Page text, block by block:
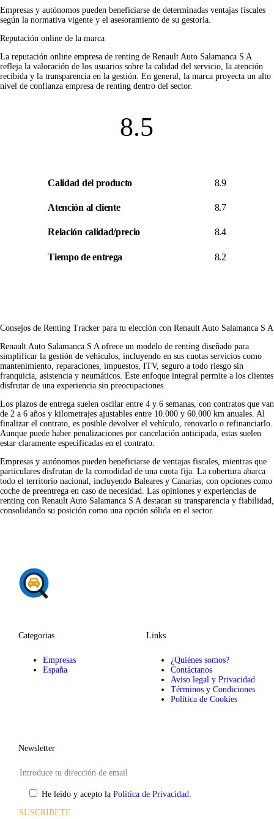
Empresas y autónomos pueden beneficiarse de determinadas ventajas fiscales
según la normativa vigente y el asesoramiento de su gestoría.
Reputación online de la marca
La reputación online empresa de renting de Renault Auto Salamanca S A
refleja la valoración de los usuarios sobre la calidad del servicio, la atención
recibida y la transparencia en la gestión. En general, la marca proyecta un alto
nivel de confianza empresa de renting dentro del sector.
8.5
Calidad del producto 8.9
Atención al cliente 8.7
Relación calidad/precio 8.4
Tiempo de entrega 8.2
Consejos de Renting Tracker para tu elección con Renault Auto Salamanca S A
Renault Auto Salamanca S A ofrece un modelo de renting diseñado para
simplificar la gestión de vehículos, incluyendo en sus cuotas servicios como
mantenimiento, reparaciones, impuestos, ITV, seguro a todo riesgo sin
franquicia, asistencia y neumáticos. Este enfoque integral permite a los clientes
disfrutar de una experiencia sin preocupaciones.
Los plazos de entrega suelen oscilar entre 4 y 6 semanas, con contratos que van
de 2 a 6 años y kilometrajes ajustables entre 10.000 y 60.000 km anuales. Al
finalizar el contrato, es posible devolver el vehículo, renovarlo o refinanciarlo.
Aunque puede haber penalizaciones por cancelación anticipada, estas suelen
estar claramente especificadas en el contrato.
Empresas y autónomos pueden beneficiarse de ventajas fiscales, mientras que
particulares disfrutan de la comodidad de una cuota fija. La cobertura abarca
todo el territorio nacional, incluyendo Baleares y Canarias, con opciones como
coche de preentrega en caso de necesidad. Las opiniones y experiencias de
renting con Renault Auto Salamanca S A destacan su transparencia y fiabilidad,
consolidando su posición como una opción sólida en el sector.
Categorias
Empresas
España
Links
¿Quiénes somos?
Contáctanos
Aviso legal y Privacidad
Términos y Condiciones
Política de Cookies
Newsletter
He leído y acepto la Política de Privacidad.